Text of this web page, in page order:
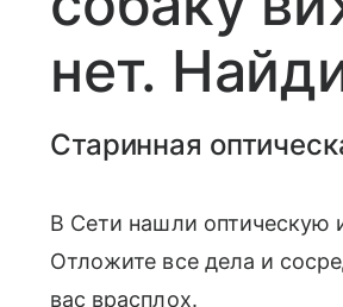
нет.
Старинная
В Сети нашли оптическую
Отложите все дела и
вас врасплох.